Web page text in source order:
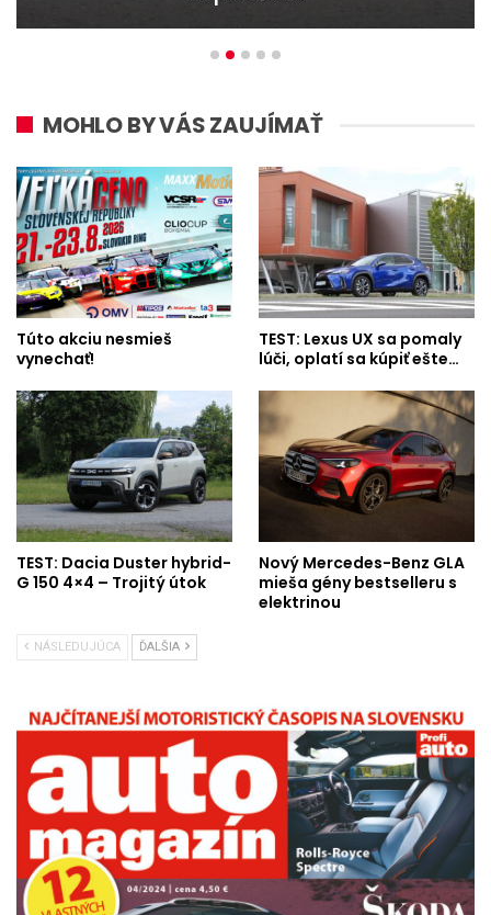
MOHLO BY VÁS ZAUJÍMAŤ
Túto akciu nesmieš
vynechať!
TEST: Lexus UX sa pomaly
lúči, oplatí sa kúpiť ešte…
TEST: Dacia Duster hybrid-
G 150 4×4 – Trojitý útok
Nový Mercedes-Benz GLA
mieša gény bestselleru s
elektrinou
NÁSLEDUJÚCA ĎALŠIA